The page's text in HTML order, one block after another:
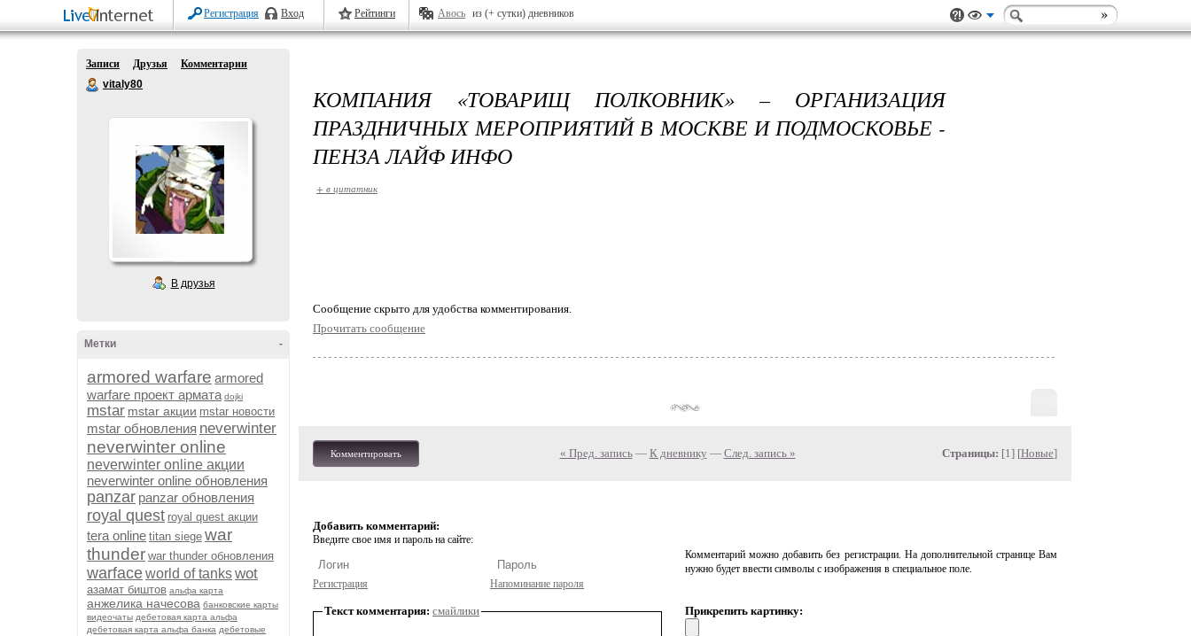
Регистрация Вход Рейтинги Авось из (+ сутки) дневников
Записи Друзья
Комментарии
vitaly80
В друзья
-
Метки
armored warfare armored
warfare проект армата dojki
mstar mstar акции mstar новости
mstar обновления neverwinter
neverwinter online
neverwinter online акции
neverwinter online обновления
panzar panzar обновления
royal quest royal quest акции
tera online titan siege war
thunder war thunder обновления
warfaceworld of tankswot
азамат биштов альфа карта
анжелика начесова банковские карты
видеочаты дебетовая карта альфа
дебетовая карта альфа банка дебетовые
КОМПАНИЯ «ТОВАРИЩ ПОЛКОВНИК» – ОРГАНИЗАЦИЯ
ПРАЗДНИЧНЫХ МЕРОПРИЯТИЙ В МОСКВЕ И ПОДМОСКОВЬЕ -
ПЕНЗА ЛАЙФ ИНФО
+ в цитатник
Cообщение скрыто для удобства комментирования.
Прочитать сообщение
Комментировать « Пред. запись— К дневнику — След. запись » Страницы: [1] [Новые]
Добавить комментарий:
Введите свое имя и пароль на сайте:
Регистрация Напоминание пароля
Комментарий можно добавить без регистрации. На дополнительной странице Вам
нужно будет ввести символы с изображения в специальное поле.
Текст комментария: смайлики Прикрепить картинку: